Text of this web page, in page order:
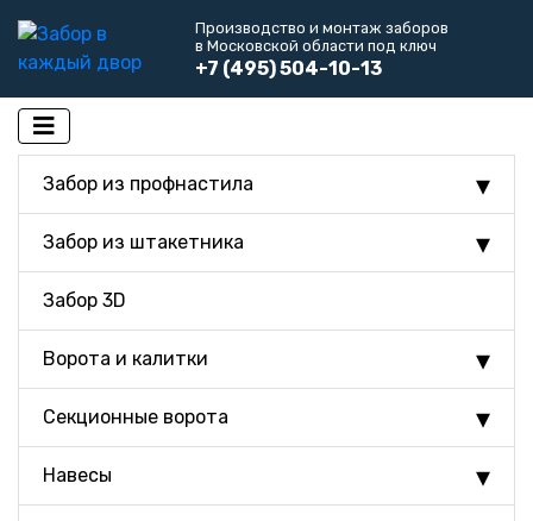
Производство и монтаж заборов
в Московской области под ключ
+7 (495) 504-10-13
Забор из профнастила
Забор из штакетника
Забор 3D
Ворота и калитки
Секционные ворота
Навесы